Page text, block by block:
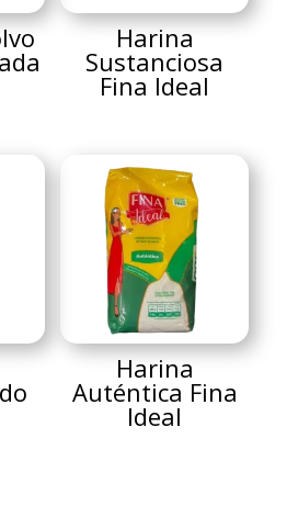
Harina
Sustanciosa
Fina Ideal
Harina
Auténtica Fina
Ideal